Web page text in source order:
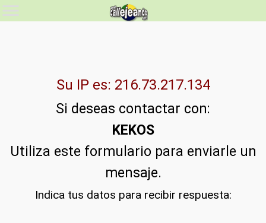
Su IP es: 216.73.217.134
Si deseas contactar con:
KEKOS
Utiliza este formulario para enviarle un
mensaje.
Indica tus datos para recibir respuesta: